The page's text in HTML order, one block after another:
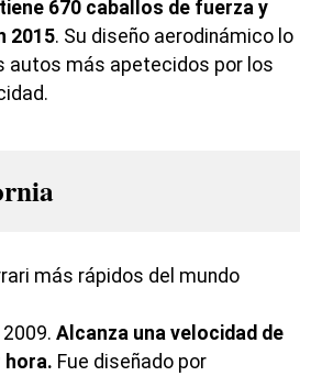
670 caballos de fuerza y
2015. Su diseño aerodinámico lo
autos más apetecidos por los
Alcanza una velocidad de
hora. Fue diseñado por